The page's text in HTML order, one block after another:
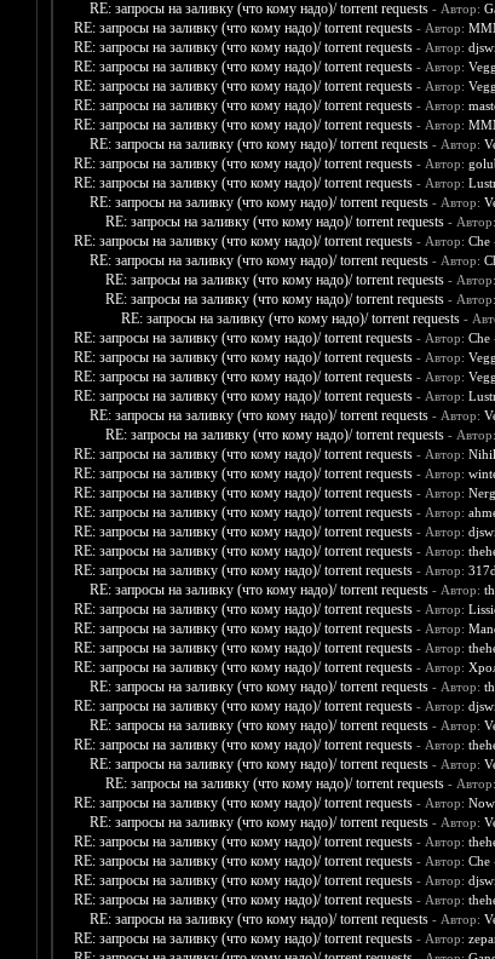
RE: запросы на заливку (что кому надо)/ torrent requests - Автор:
RE: запросы на заливку (что кому надо)/ torrent requests - Автор:
RE: запросы на заливку (что кому надо)/ torrent requests - Автор:
RE: запросы на заливку (что кому надо)/ torrent requests - Автор:
RE: запросы на заливку (что кому надо)/ torrent requests - Автор:
RE: запросы на заливку (что кому надо)/ torrent requests - Автор:
RE: запросы на заливку (что кому надо)/ torrent requests - Автор:
RE: запросы на заливку (что кому надо)/ torrent requests - Автор:
RE: запросы на заливку (что кому надо)/ torrent requests - Автор:
RE: запросы на заливку (что кому надо)/ torrent requests - Автор:
RE: запросы на заливку (что кому надо)/ torrent requests - Автор:
RE: запросы на заливку (что кому надо)/ torrent requests - Автор:
RE: запросы на заливку (что кому надо)/ torrent requests - Автор: Che
RE: запросы на заливку (что кому надо)/ torrent requests - Автор:
RE: запросы на заливку (что кому надо)/ torrent requests - Автор:
RE: запросы на заливку (что кому надо)/ torrent requests - Автор:
RE: запросы на заливку (что кому надо)/ torrent requests -
RE: запросы на заливку (что кому надо)/ torrent requests - Автор: Che
RE: запросы на заливку (что кому надо)/ torrent requests - Автор:
RE: запросы на заливку (что кому надо)/ torrent requests - Автор:
RE: запросы на заливку (что кому надо)/ torrent requests - Автор:
RE: запросы на заливку (что кому надо)/ torrent requests - Автор:
RE: запросы на заливку (что кому надо)/ torrent requests - Автор:
RE: запросы на заливку (что кому надо)/ torrent requests - Автор:
RE: запросы на заливку (что кому надо)/ torrent requests - Автор:
RE: запросы на заливку (что кому надо)/ torrent requests - Автор:
RE: запросы на заливку (что кому надо)/ torrent requests - Автор:
RE: запросы на заливку (что кому надо)/ torrent requests - Автор:
RE: запросы на заливку (что кому надо)/ torrent requests - Автор:
RE: запросы на заливку (что кому надо)/ torrent requests - Автор: 317d
RE: запросы на заливку (что кому надо)/ torrent requests - Автор:
RE: запросы на заливку (что кому надо)/ torrent requests - Автор:
RE: запросы на заливку (что кому надо)/ torrent requests - Автор:
RE: запросы на заливку (что кому надо)/ torrent requests - Автор:
RE: запросы на заливку (что кому надо)/ torrent requests - Автор:
RE: запросы на заливку (что кому надо)/ torrent requests - Автор:
RE: запросы на заливку (что кому надо)/ torrent requests - Автор:
RE: запросы на заливку (что кому надо)/ torrent requests - Автор:
RE: запросы на заливку (что кому надо)/ torrent requests - Автор:
RE: запросы на заливку (что кому надо)/ torrent requests - Автор:
RE: запросы на заливку (что кому надо)/ torrent requests - Автор:
RE: запросы на заливку (что кому надо)/ torrent requests - Автор:
RE: запросы на заливку (что кому надо)/ torrent requests - Автор:
RE: запросы на заливку (что кому надо)/ torrent requests - Автор:
RE: запросы на заливку (что кому надо)/ torrent requests - Автор: Che
RE: запросы на заливку (что кому надо)/ torrent requests - Автор:
RE: запросы на заливку (что кому надо)/ torrent requests - Автор:
RE: запросы на заливку (что кому надо)/ torrent requests - Автор:
RE: запросы на заливку (что кому надо)/ torrent requests - Автор: